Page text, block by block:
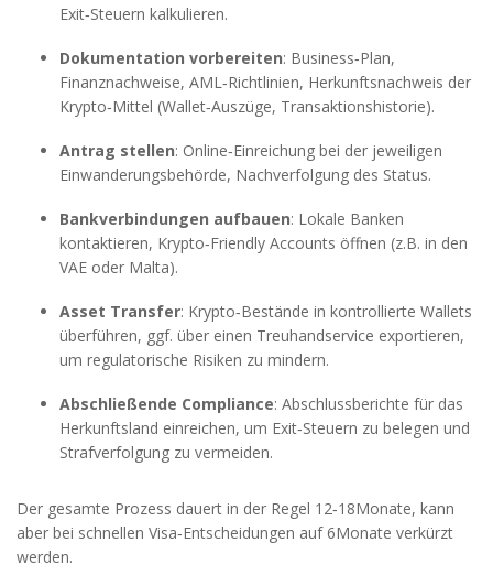
Exit‑Steuern kalkulieren.
Dokumentation vorbereiten: Business‑Plan,
Finanznachweise, AML‑Richtlinien, Herkunftsnachweis der
Krypto‑Mittel (Wallet‑Auszüge, Transaktionshistorie).
Antrag stellen: Online‑Einreichung bei der jeweiligen
Einwanderungsbehörde, Nachverfolgung des Status.
Bankverbindungen aufbauen: Lokale Banken
kontaktieren, Krypto‑Friendly Accounts öffnen (z.B. in den
VAE oder Malta).
Asset Transfer: Krypto‑Bestände in kontrollierte Wallets
überführen, ggf. über einen Treuhandservice exportieren,
um regulatorische Risiken zu mindern.
Abschließende Compliance: Abschlussberichte für das
Herkunftsland einreichen, um Exit‑Steuern zu belegen und
Strafverfolgung zu vermeiden.
Der gesamte Prozess dauert in der Regel 12‑18Monate, kann
aber bei schnellen Visa‑Entscheidungen auf 6Monate verkürzt
werden.